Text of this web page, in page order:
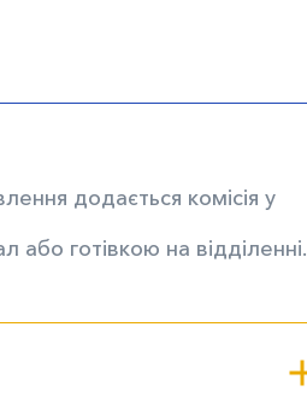
додається комісія у
готівкою на відділенні.